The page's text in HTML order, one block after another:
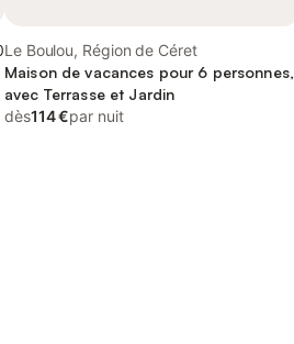
Le Boulou, Région de Céret
Maison de vacances pour 6 personnes,
avec Terrasse et Jardin
dès114 €par nuit